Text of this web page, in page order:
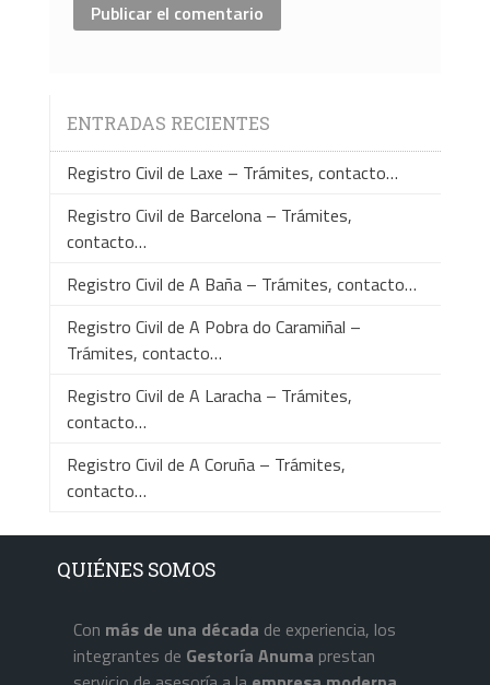
ENTRADAS RECIENTES
Registro Civil de Laxe – Trámites, contacto…
Registro Civil de Barcelona – Trámites,
contacto…
Registro Civil de A Baña – Trámites, contacto…
Registro Civil de A Pobra do Caramiñal –
Trámites, contacto…
Registro Civil de A Laracha – Trámites,
contacto…
Registro Civil de A Coruña – Trámites,
contacto…
QUIÉNES SOMOS
Con más de una década de experiencia, los
integrantes de Gestoría Anuma prestan